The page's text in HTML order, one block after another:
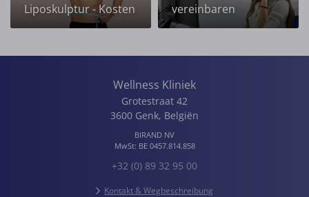
Liposkulptur - Kosten
vereinbaren
Wellness Kliniek
Grotestraat 42
3600 Genk, Belgiën
BIRAND NV
MwSt: BE 0457.814.858
+32 (0) 89 32 95 00
Kontakt & Wegbeschreibung